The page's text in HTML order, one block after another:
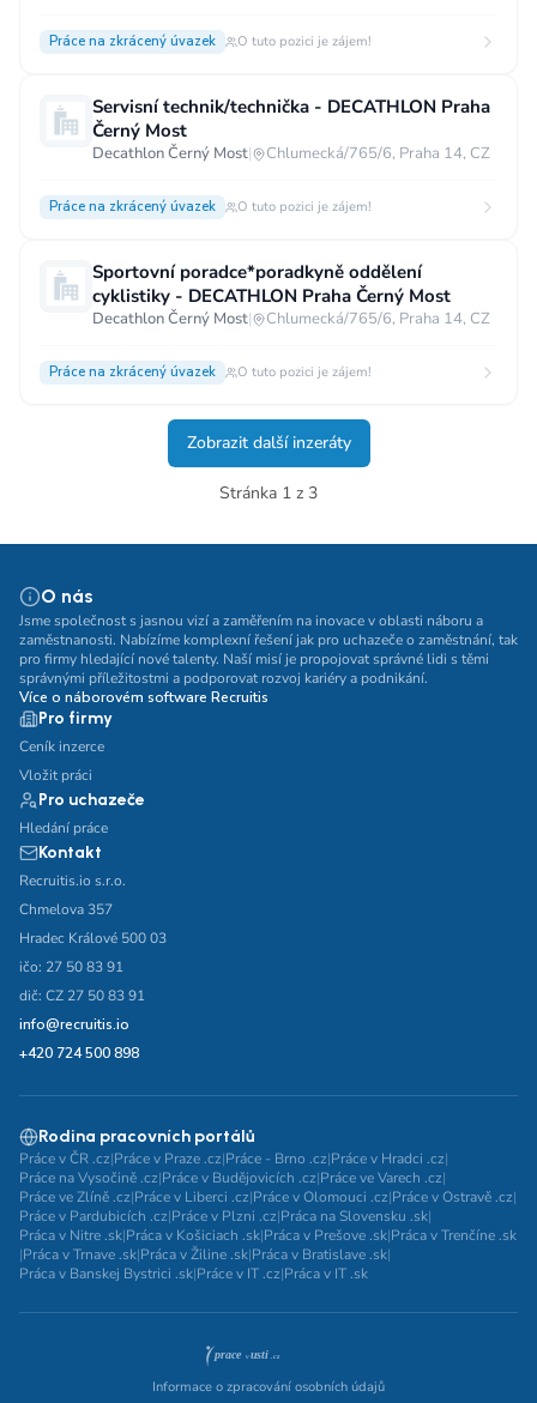
Práce na zkrácený úvazek O tuto pozici je zájem!
Servisní technik/technička - DECATHLON Praha
Černý Most
Decathlon Černý Most| Chlumecká/765/6, Praha 14, CZ
Práce na zkrácený úvazek O tuto pozici je zájem!
Sportovní poradce*poradkyně oddělení
cyklistiky - DECATHLON Praha Černý Most
Decathlon Černý Most| Chlumecká/765/6, Praha 14, CZ
Práce na zkrácený úvazek O tuto pozici je zájem!
Zobrazit další inzeráty
Stránka 1 z 3
O nás
Jsme společnost s jasnou vizí a zaměřením na inovace v oblasti náboru a
zaměstnanosti. Nabízíme komplexní řešení jak pro uchazeče o zaměstnání, tak
pro firmy hledající nové talenty. Naší misí je propojovat správné lidi s těmi
správnými příležitostmi a podporovat rozvoj kariéry a podnikání.
Více o náborovém software Recruitis
Pro firmy
Ceník inzerce
Vložit práci
Pro uchazeče
Hledání práce
Kontakt
Recruitis.io s.r.o.
Chmelova 357
Hradec Králové 500 03
ičo: 27 50 83 91
dič: CZ 27 50 83 91
info@recruitis.io
+420 724 500 898
Rodina pracovních portálů
Práce v ČR .cz|Práce v Praze .cz|Práce - Brno .cz|Práce v Hradci .cz|
Práce na Vysočině .cz|Práce v Budějovicích .cz|Práce ve Varech .cz|
Práce ve Zlíně .cz|Práce v Liberci .cz|Práce v Olomouci .cz|Práce v Ostravě .cz|
Práce v Pardubicích .cz|Práce v Plzni .cz|Práca na Slovensku .sk|
Práca v Nitre .sk|Práca v Košiciach .sk|Práca v Prešove .sk|Práca v Trenčíne .sk
|Práca v Trnave .sk|Práca v Žiline .sk|Práca v Bratislave .sk|
Práca v Banskej Bystrici .sk|Práce v IT .cz|Práca v IT .sk
Informace o zpracování osobních údajů